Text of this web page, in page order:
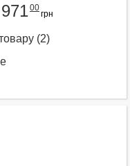
97100
грн
(2)